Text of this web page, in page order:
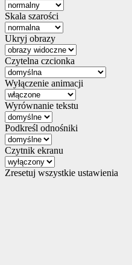
Skala szarości
Ukryj obrazy
Czytelna czcionka
Wyłączenie animacji
Wyrównanie tekstu
Podkreśl odnośniki
Czytnik ekranu
Zresetuj wszystkie ustawienia